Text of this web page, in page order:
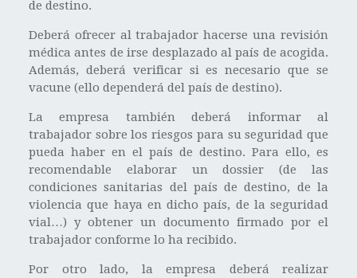
de destino.
Deberá ofrecer al trabajador hacerse una revisión
médica antes de irse desplazado al país de acogida.
Además, deberá verificar si es necesario que se
vacune (ello dependerá del país de destino).
La empresa también deberá informar al
trabajador sobre los riesgos para su seguridad que
pueda haber en el país de destino. Para ello, es
recomendable elaborar un dossier (de las
condiciones sanitarias del país de destino, de la
violencia que haya en dicho país, de la seguridad
vial…) y obtener un documento firmado por el
trabajador conforme lo ha recibido.
Por otro lado, la empresa deberá realizar